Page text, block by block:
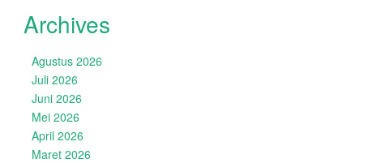
Archives
Agustus 2026
Juli 2026
Juni 2026
Mei 2026
April 2026
Maret 2026